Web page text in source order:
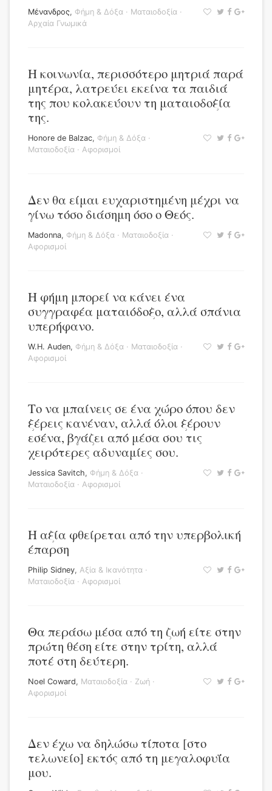
Μένανδρος, Φήμη & Δόξα · Ματαιοδοξία ·
Αρχαία Γνωμικά
Η κοινωνία, περισσότερο μητριά παρά
μητέρα, λατρεύει εκείνα τα παιδιά
της που κολακεύουν τη ματαιοδοξία
της.
Honore de Balzac, Φήμη & Δόξα ·
Ματαιοδοξία · Αφορισμοί
Δεν θα είμαι ευχαριστημένη μέχρι να
γίνω τόσο διάσημη όσο ο Θεός.
Madonna, Φήμη & Δόξα · Ματαιοδοξία ·
Αφορισμοί
Η φήμη μπορεί να κάνει ένα
συγγραφέα ματαιόδοξο, αλλά σπάνια
υπερήφανο.
W.H. Auden, Φήμη & Δόξα · Ματαιοδοξία ·
Αφορισμοί
Το να μπαίνεις σε ένα χώρο όπου δεν
ξέρεις κανέναν, αλλά όλοι ξέρουν
εσένα, βγάζει από μέσα σου τις
χειρότερες αδυναμίες σου.
Jessica Savitch, Φήμη & Δόξα ·
Ματαιοδοξία · Αφορισμοί
Η αξία φθείρεται από την υπερβολική
έπαρση
Philip Sidney, Αξία & Ικανότητα ·
Ματαιοδοξία · Αφορισμοί
Θα περάσω μέσα από τη ζωή είτε στην
πρώτη θέση είτε στην τρίτη, αλλά
ποτέ στη δεύτερη.
Noel Coward, Ματαιοδοξία · Ζωή ·
Αφορισμοί
Δεν έχω να δηλώσω τίποτα [στο
τελωνείο] εκτός από τη μεγαλοφυΐα
μου.